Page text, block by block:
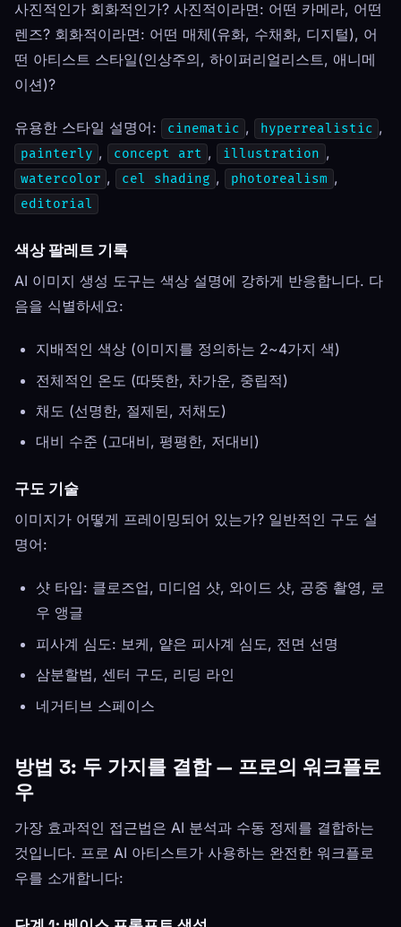
사진적인가 회화적인가? 사진적이라면: 어떤 카메라, 어떤
렌즈? 회화적이라면: 어떤 매체(유화, 수채화, 디지털), 어
떤 아티스트 스타일(인상주의, 하이퍼리얼리스트, 애니메
이션)?
유용한 스타일 설명어: cinematic , hyperrealistic ,
painterly , concept art , illustration ,
watercolor , cel shading , photorealism ,
editorial
색상 팔레트 기록
AI 이미지 생성 도구는 색상 설명에 강하게 반응합니다. 다
음을 식별하세요:
지배적인 색상 (이미지를 정의하는 2~4가지 색)
전체적인 온도 (따뜻한, 차가운, 중립적)
채도 (선명한, 절제된, 저채도)
대비 수준 (고대비, 평평한, 저대비)
구도 기술
이미지가 어떻게 프레이밍되어 있는가? 일반적인 구도 설
명어:
샷 타입: 클로즈업, 미디엄 샷, 와이드 샷, 공중 촬영, 로
우 앵글
피사계 심도: 보케, 얕은 피사계 심도, 전면 선명
삼분할법, 센터 구도, 리딩 라인
네거티브 스페이스
방법 3: 두 가지를 결합 — 프로의 워크플로
우
가장 효과적인 접근법은 AI 분석과 수동 정제를 결합하는
것입니다. 프로 AI 아티스트가 사용하는 완전한 워크플로
우를 소개합니다: